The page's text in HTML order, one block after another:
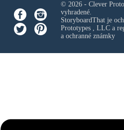
© 2026 - Clever
vyhradené.
StoryboardThat je
Prototypes , LLCa
a ochranné známky